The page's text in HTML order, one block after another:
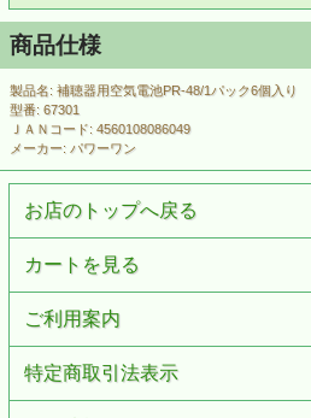
商品仕様
製品名: 補聴器用空気電池PR-48/1パック6個入り
型番: 67301
ＪＡＮコード: 4560108086049
メーカー: パワーワン
お店のトップへ戻る
カートを見る
ご利用案内
特定商取引法表示